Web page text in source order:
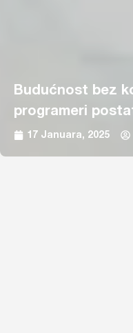
Budućnost bez
programeri
17 Januara, 2025